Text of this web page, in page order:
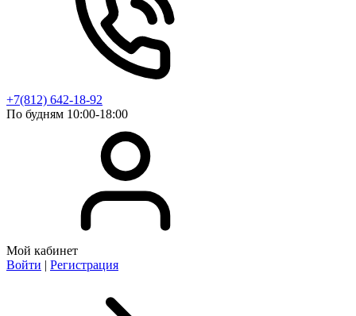
+7(812) 642-18-92
По будням 10:00-18:00
Мой кабинет
Войти | Регистрация